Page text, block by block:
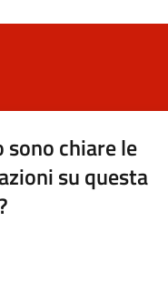
sono chiare le
su questa